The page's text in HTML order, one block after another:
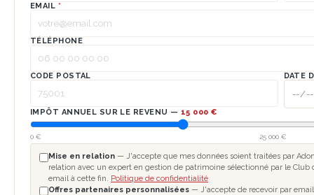
EMAIL *
TÉLÉPHONE
CODE POSTAL DATE
IMPÔT ANNUEL SUR LE REVENU — 15 000 €
0 € 25 000 €
Mise en relation — J'accepte que mes données soient traitées par
relation avec un expert en gestion de patrimoine sélectionné par le
email à cette fin. Politique de confidentialité
Offres partenaires personnalisées — J'accepte de recevoir par email